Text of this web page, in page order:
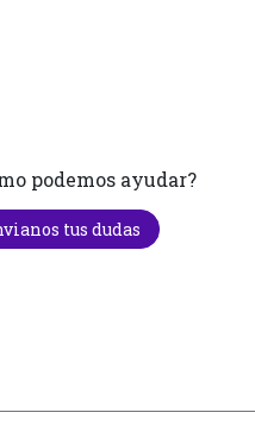
podemos ayudar?
tus dudas